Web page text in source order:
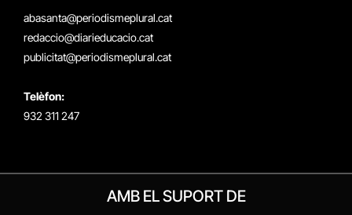
abasanta@periodismeplural.cat
redaccio@diarieducacio.cat
publicitat@periodismeplural.cat
Telèfon:
932 311 247
AMB EL SUPORT DE